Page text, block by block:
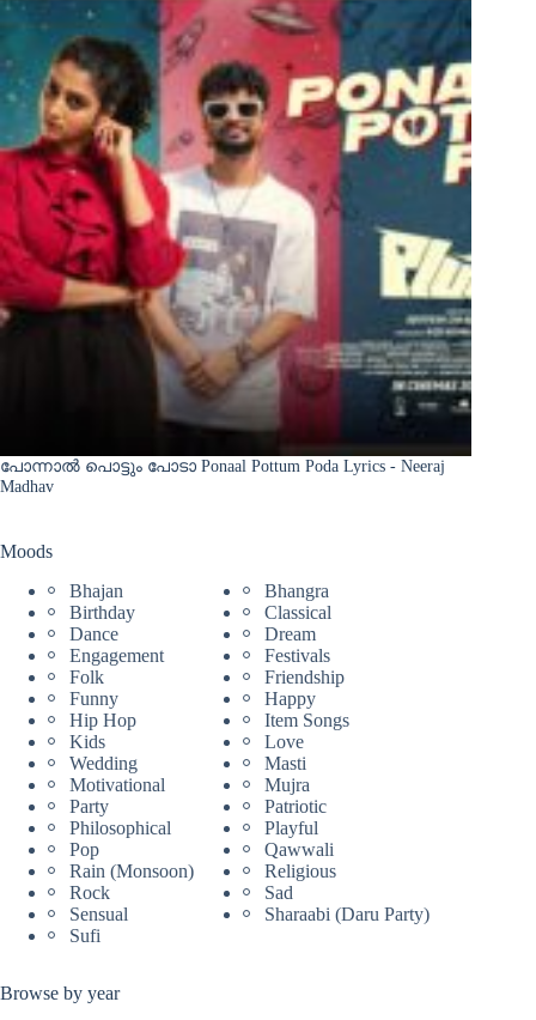
പോന്നാൽ പൊട്ടും പോടാ Ponaal Pottum Poda Lyrics - Neeraj
Madhav
Moods
Bhajan
Bhangra
Birthday
Classical
Dance
Dream
Engagement
Festivals
Folk
Friendship
Funny
Happy
Hip Hop
Item Songs
Kids
Love
Wedding
Masti
Motivational
Mujra
Party
Patriotic
Philosophical
Playful
Pop
Qawwali
Rain (Monsoon)
Religious
Rock
Sad
Sensual
Sharaabi (Daru Party)
Sufi
Browse by year